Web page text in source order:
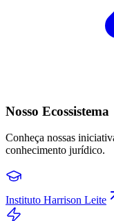
Nosso Ecossistema
Conheça nossas
conhecimento jurídico.
Instituto Harrison Leite